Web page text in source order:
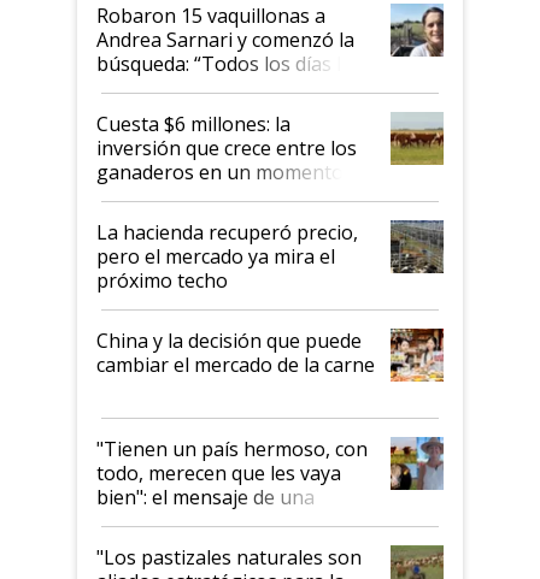
Robaron 15 vaquillonas a
Andrea Sarnari y comenzó la
búsqueda: “Todos los días le
toca a algún productor”
Cuesta $6 millones: la
inversión que crece entre los
ganaderos en un momento
histórico para la actividad
La hacienda recuperó precio,
pero el mercado ya mira el
próximo techo
China y la decisión que puede
cambiar el mercado de la carne
"Tienen un país hermoso, con
todo, merecen que les vaya
bien": el mensaje de una
ganadera uruguaya sobre las
oportunidades que se abren
para el agro en Argentina, con
"Los pastizales naturales son